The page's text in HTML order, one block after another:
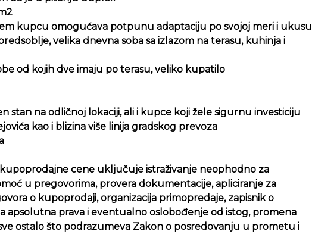
kupcu omogućava potpunu adaptaciju po svojoj meri i ukusu
velika dnevna soba sa izlazom na terasu, kuhinja i
od kojih dve imaju po terasu, veliko kupatilo
stan na odličnoj lokaciji, ali i kupce koji žele sigurnu investiciju
kao i blizina više linija gradskog prevoza
cene uključuje istraživanje neophodno za
u pregovorima, provera dokumentacije, apliciranje za
o kupoprodaji, organizacija primopredaje, zapisnik o
apsolutna prava i eventualno oslobođenje od istog, promena
sve ostalo što podrazumeva Zakon o posredovanju u prometu i